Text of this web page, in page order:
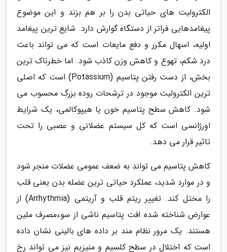
الکترولیت های حیاتی بدن را بر هم بزند و این موضوع
پیغامدهایی فراتر از دستگاه گوارش دارد. شایع ترین پیغامد
اولیه، اسهال مکرر و دفع مایعات است که می تواند باعث
درد شکم، تهوع و کاهش وزن کاذب شود. اما خطرناک ترین
بخش، از دست رفتن پتاسیم (Potassium) است که اصلی
ترین الکترولیت موجود در ترشحات روده بزرگ محسوب می
شود. کاهش سطح پتاسیم خون یا هیپوکالمی، یک شرایط
اورژانسی است که کل سیستم عضلانی و عصبی را تحت
تاثیر قرار می دهد.
کاهش پتاسیم می تواند به ضعف عمومی عضلات منجر شود
و در موارد شدید، عملکرد حیاتی ترین عضله بدن یعنی قلب
را مختل کند. تغییر ریتم قلب و آریتمی (Arrhythmia) از
عوارض شناخته شده افت پتاسیم ناشی از سوءمصرف ملین
هستند. یک مرور نظام مند بر داده های بالینی نشان داده
است که اختلال در سطح کلسیم و منیزیم نیز می تواند رخ